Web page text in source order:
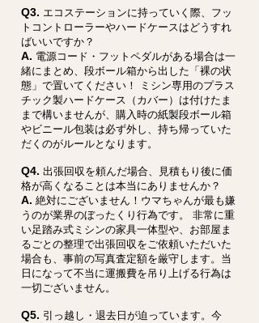
Q3. エコステーションに持っていく際、フッ
トコントローラーやハードケースはどうすれ
ばいいですか？
A. 電源コード・フットペダルがある場合は一
緒にまとめ、段ボール箱から出した「裸の状
態」で置いてください！ ミシン専用のプラス
チック製ハードケース（カバー）は付けたま
まで構いませんが、購入時の紙製段ボール箱
やビニール包装は必ず外し、持ち帰っていた
だくのがルールとなります。
Q4. 出張回収を頼んだ場合、見積もり後に価
格が高くなることは本当にありませんか？
A. 絶対にございません！ウマちゃんが最も嫌
うのが業界のぼったくり行為です。 非常に重
い足踏み式ミシンの家具一体型や、お部屋ま
るごとの整理で出張回収をご依頼いただいた
場合も、事前の写真査定額を厳守します。当
日になって不当に運搬費を吊り上げる行為は
一切ございません。
Q5. 引っ越し・退去日が迫っています。今